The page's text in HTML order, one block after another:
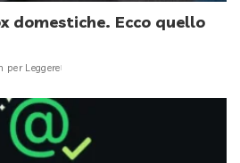
domestiche. Ecco quello
per Leggere